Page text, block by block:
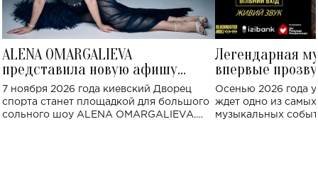
ALENA OMARGALIEVA
представила новую афишу
большого концерта во Дворце
спорта
7 ноября 2026 года киевский Дворец
спорта станет площадкой для большого
сольного шоу ALENA OMARGALIEVA.
Легендарная
впервые
Украине: где
Осенью 2026 года
ждет одно из
музыкальных